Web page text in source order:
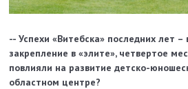
-- Успехи «Витебска» последних лет –
закрепление в «элите», четвертое
повлияли на развитие детско-
областном центре?